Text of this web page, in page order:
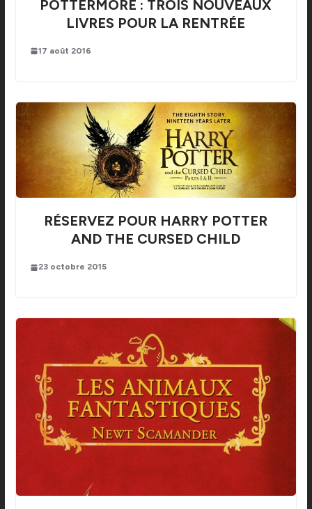
POTTERMORE : TROIS NOUVEAUX
LIVRES POUR LA RENTRÉE
17 août 2016
RÉSERVEZ POUR HARRY POTTER
AND THE CURSED CHILD
23 octobre 2015